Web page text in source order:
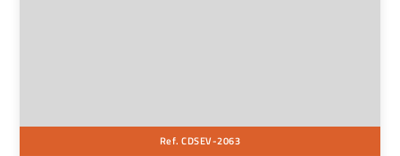
Ref. CDSEV-2063